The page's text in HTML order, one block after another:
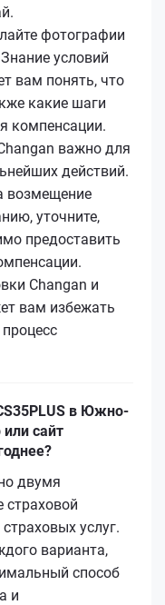
фотографии
условий
вам понять, что
какие шаги
компенсации.
важно для
действий.
возмещение
уточните,
предоставить
Changan и
вам избежать
в Южно-
или сайт
двумя
страховой
услуг.
варианта,
способ
и